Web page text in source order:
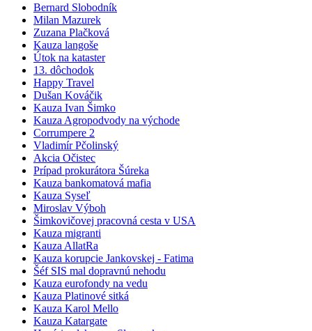
Bernard Slobodník
Milan Mazurek
Zuzana Plačková
Kauza langoše
Útok na kataster
13. dôchodok
Happy Travel
Dušan Kováčik
Kauza Ivan Šimko
Kauza Agropodvody na východe
Corrumpere 2
Vladimír Pčolinský
Akcia Očistec
Prípad prokurátora Šúreka
Kauza bankomatová mafia
Kauza Syseľ
Miroslav Výboh
Šimkovičovej pracovná cesta v USA
Kauza migranti
Kauza AllatRa
Kauza korupcie Jankovskej - Fatima
Šéf SIS mal dopravnú nehodu
Kauza eurofondy na vedu
Kauza Platinové sitká
Kauza Karol Mello
Kauza Katargate